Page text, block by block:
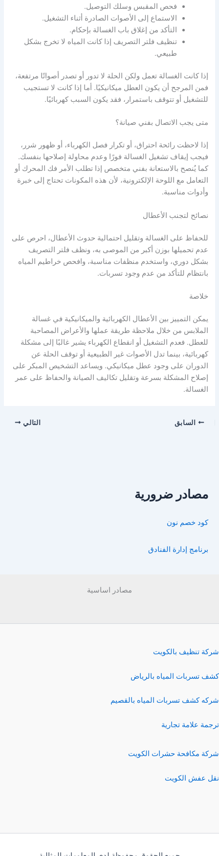
فحص المقبس وسلك التوصيل.
الاستماع إلى الأصوات الصادرة أثناء التشغيل.
التأكد من إغلاق باب الغسالة بإحكام.
تنظيف فلتر التصريف إذا كانت المياه لا تخرج بشكل
طبيعي.
إذا كانت الغسالة تعمل ولكن الحلة لا تدور أو تصدر أصواتًا مرتفعة،
فمن المرجح أن يكون العطل ميكانيكيًا. أما إذا كانت لا تستجيب
للتشغيل أو تتوقف باستمرار، فقد يكون السبب كهربائيًا.
متى يجب الاتصال بفني صيانة؟
إذا لاحظت رائحة احتراق، أو تكرار فصل الكهرباء، أو ظهور شرر،
فيجب إيقاف تشغيل الغسالة فورًا وعدم محاولة إصلاحها بنفسك.
كما يُنصح بالاستعانة بفني متخصص إذا تطلب الأمر فك المحرك أو
التعامل مع اللوحة الإلكترونية، لأن هذه المكونات تحتاج إلى خبرة
وأدوات مناسبة.
نصائح لتجنب الأعطال
للحفاظ على الغسالة وتقليل احتمالية حدوث الأعطال، احرص على
عدم تحميلها بوزن أكبر من الموصى به، ونظف فلتر التصريف
بشكل دوري، واستخدم منظفات مناسبة، وافحص خراطيم المياه
بانتظام للتأكد من عدم وجود تسربات.
خلاصة
يمكن التمييز بين الأعطال الكهربائية والميكانيكية في غسالة
الملابس من خلال ملاحظة طريقة عملها والأعراض المصاحبة
للعطل. فعدم التشغيل أو انقطاع الكهرباء يشير غالبًا إلى مشكلة
كهربائية، بينما تدل الأصوات غير الطبيعية أو توقف الحلة عن
الدوران على وجود عطل ميكانيكي. ويساعد التشخيص المبكر على
إصلاح المشكلة بسرعة وتقليل تكاليف الصيانة والحفاظ على عمر
الغسالة.
السابق التالي
مصادر ضرورية
كود خصم نون
برنامج إدارة الفنادق
مصادر اساسية
شركة تنظيف بالكويت
كشف تسربات المياه بالرياض
شركه كشف تسربات المياه بالقصيم
ترجمة علامة تجارية
شركة مكافحة حشرات الكويت
نقل عفش الكويت